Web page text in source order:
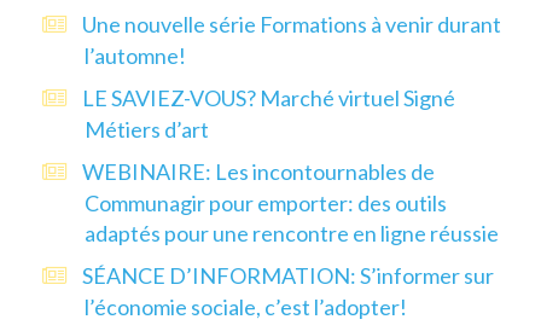
Une nouvelle série Formations à venir durant
l’automne!
LE SAVIEZ-VOUS? Marché virtuel Signé
Métiers d’art
WEBINAIRE: Les incontournables de
Communagir pour emporter: des outils
adaptés pour une rencontre en ligne réussie
SÉANCE D’INFORMATION: S’informer sur
l’économie sociale, c’est l’adopter!